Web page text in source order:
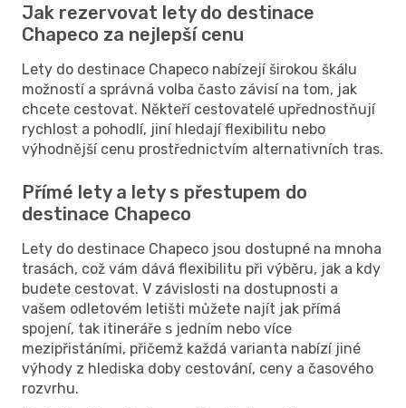
Jak rezervovat lety do destinace
Chapeco za nejlepší cenu
Lety do destinace Chapeco nabízejí širokou škálu
možností a správná volba často závisí na tom, jak
chcete cestovat. Někteří cestovatelé upřednostňují
rychlost a pohodlí, jiní hledají flexibilitu nebo
výhodnější cenu prostřednictvím alternativních tras.
Přímé lety a lety s přestupem do
destinace Chapeco
Lety do destinace Chapeco jsou dostupné na mnoha
trasách, což vám dává flexibilitu při výběru, jak a kdy
budete cestovat. V závislosti na dostupnosti a
vašem odletovém letišti můžete najít jak přímá
spojení, tak itineráře s jedním nebo více
mezipřistáními, přičemž každá varianta nabízí jiné
výhody z hlediska doby cestování, ceny a časového
rozvrhu.